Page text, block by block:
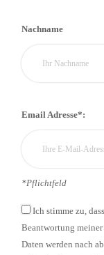
Nachname
Email Adresse*:
*Pflichtfeld
Ich stimme zu,
Beantwortung
Daten werden nach